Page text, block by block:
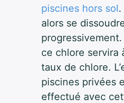
piscines hors sol.
alors se
progressivement.
ce chlore servira
taux de chlore.
piscines privées
effectué avec